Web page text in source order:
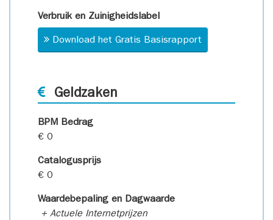
Verbruik en Zuinigheidslabel
Download het Gratis Basisrapport
Geldzaken
BPM Bedrag
€ 0
Catalogusprijs
€ 0
Waardebepaling en Dagwaarde
+ Actuele Internetprijzen